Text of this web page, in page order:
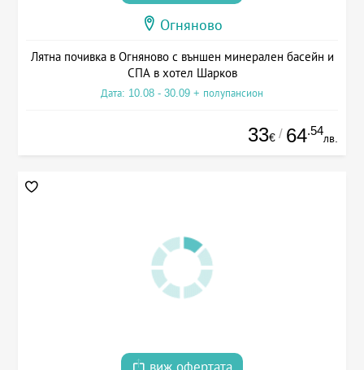
Огняново
Лятна почивка в Огняново с външен минерален басейн и
СПА в хотел Шарков
Дата: 10.08 - 30.09 + полупансион
33€ / 64.54
лв.
виж офертата